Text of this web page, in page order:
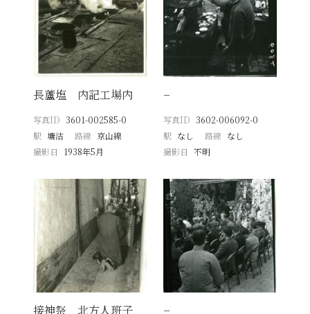
長蘆塩 内記工場内
写真ID 3601-002585-0
駅 塘沽 路線 京山線
撮影日
1938年5月
−
写真ID 3602-006092-0
駅 なし 路線 なし
撮影日 不明
接神祭 北方人班子
−